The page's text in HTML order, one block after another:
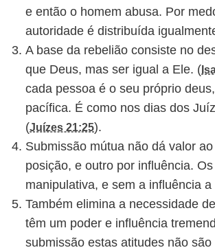
e então o homem abusa. Por
autoridade é distribuída
A base da rebelião consiste no
que Deus, mas ser igual a Ele. (
cada pessoa é o seu próprio
pacífica. É como nos dias dos
(Juízes 21:25).
Submissão mútua não dá valor
posição, e outro por influência.
manipulativa, e sem a influência
Também elimina a necessidade
têm um poder e influência
submissão estas atitudes não são